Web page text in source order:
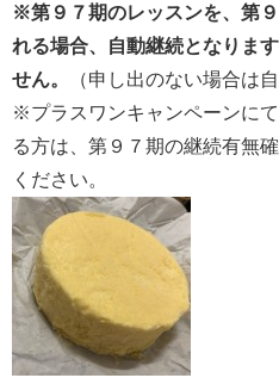
※第９７期のレッスンを、第
れる場合、自動継続となりま
せん。
（申し出のない場合は
※プラスワンキャンペーンに
る方は、第９７期の継続有無
ください。